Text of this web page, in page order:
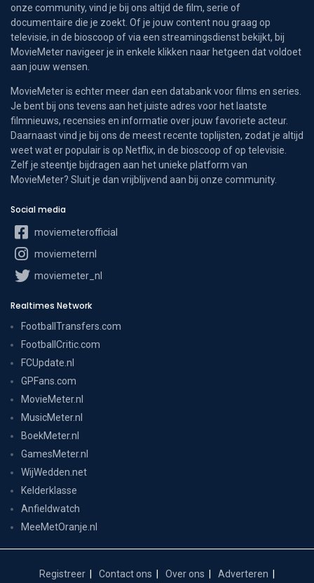
onze community, vind je bij ons altijd de film, serie of
documentaire die je zoekt. Of je jouw content nou graag op
televisie, in de bioscoop of via een streamingsdienst bekijkt, bij
MovieMeter navigeer je in enkele klikken naar hetgeen dat voldoet
aan jouw wensen.
MovieMeter is echter meer dan een databank voor films en series.
Je bent bij ons tevens aan het juiste adres voor het laatste
filmnieuws, recensies en informatie over jouw favoriete acteur.
Daarnaast vind je bij ons de meest recente toplijsten, zodat je altijd
weet wat er populair is op Netflix, in de bioscoop of op televisie.
Zelf je steentje bijdragen aan het unieke platform van
MovieMeter? Sluit je dan vrijblijvend aan bij onze community.
Social media
moviemeterofficial
moviemeternl
moviemeter_nl
Realtimes Network
FootballTransfers.com
FootballCritic.com
FCUpdate.nl
GPFans.com
MovieMeter.nl
MusicMeter.nl
BoekMeter.nl
GamesMeter.nl
WijWedden.net
Kelderklasse
Anfieldwatch
MeeMetOranje.nl
Registreer Contact ons Over ons
Adverteren